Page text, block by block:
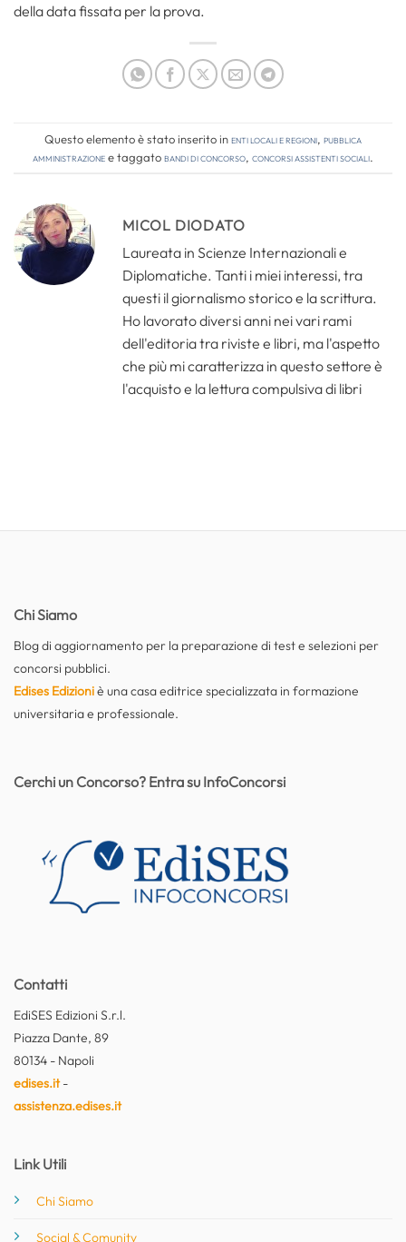
della data fissata per la prova.
Questo elemento è stato inserito inEnti locali e regioni, Pubblica
amministrazionee taggatobandi di concorso, concorsi assistenti sociali.
MICOL DIODATO
Laureata in Scienze Internazionali e
Diplomatiche. Tanti i miei interessi, tra
questi il giornalismo storico e la scrittura.
Ho lavorato diversi anni nei vari rami
dell'editoria tra riviste e libri, ma l'aspetto
che più mi caratterizza in questo settore è
l'acquisto e la lettura compulsiva di libri
Chi Siamo
Blog di aggiornamento per la preparazione di test e selezioni per
concorsi pubblici.
Edises Edizioniè una casa editrice specializzata in formazione
universitaria e professionale.
Contatti
EdiSES Edizioni S.r.l.
Piazza Dante, 89
80134 - Napoli
edises.it-
assistenza.edises.it
Link Utili
Chi Siamo
Social & Comunity
Cerchi un Concorso? Entra su InfoConcorsi